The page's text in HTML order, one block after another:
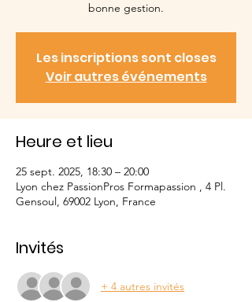
Les inscriptions sont closes
Voir autres événements
Heure et lieu
25 sept. 2025, 18:30 – 20:00
Lyon chez PassionPros Formapassion , 4 Pl.
Gensoul, 69002 Lyon, France
Invités
+ 4 autres invités